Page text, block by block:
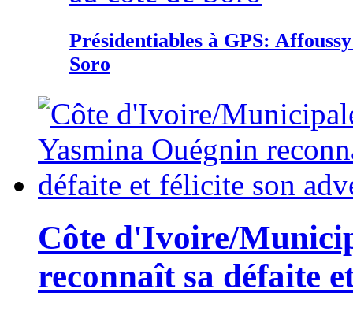
Présidentiables à GPS:
Soro
Côte d'Ivoire/
reconnaît sa défaite